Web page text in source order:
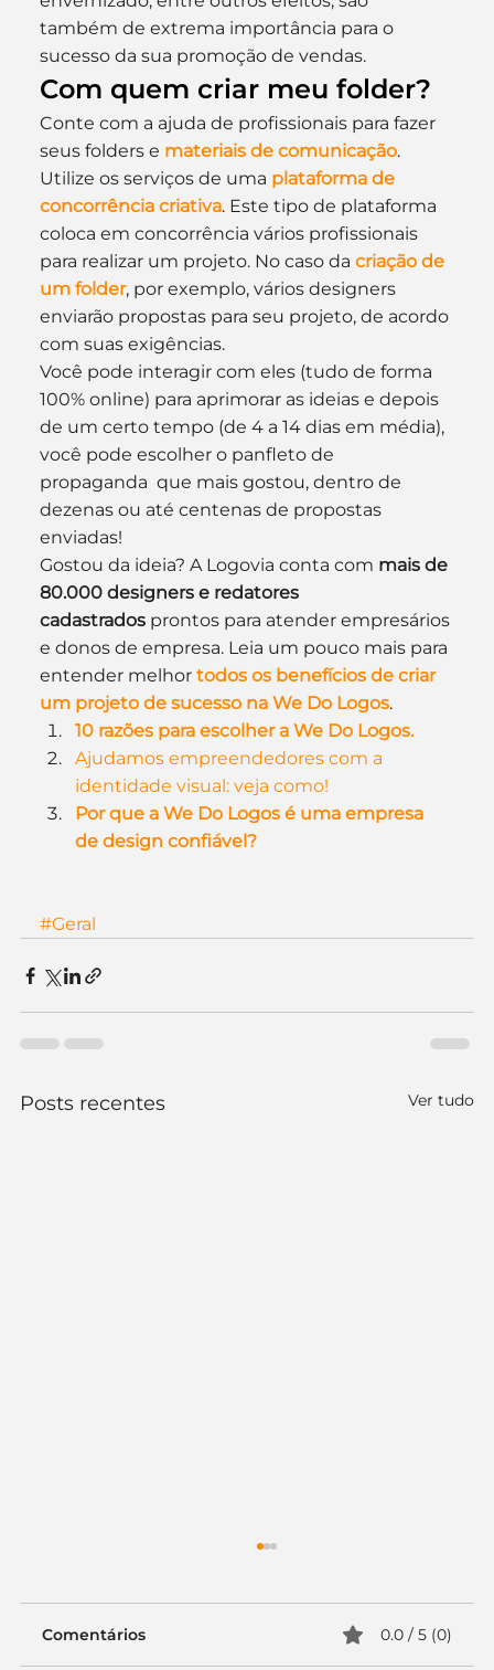
também de extrema importância para o
sucesso da sua promoção de vendas.
Com quem criar meu folder?
Conte com a ajuda de profissionais para fazer
seus folders e materiais de comunicação.
Utilize os serviços de uma plataforma de
concorrência criativa. Este tipo de plataforma
coloca em concorrência vários profissionais
para realizar um projeto. No caso da criação de
um folder, por exemplo, vários designers
enviarão propostas para seu projeto, de acordo
com suas exigências.
Você pode interagir com eles (tudo de forma
100% online) para aprimorar as ideias e depois
de um certo tempo (de 4 a 14 dias em média),
você pode escolher o panfleto de
propaganda  que mais gostou, dentro de
dezenas ou até centenas de propostas
enviadas!
Gostou da ideia? A Logovia conta com mais de
80.000 designers e redatores
cadastrados prontos para atender empresários
e donos de empresa. Leia um pouco mais para
entender melhor todos os benefícios de criar
um projeto de sucesso na We Do Logos.
10 razões para escolher a We Do Logos.
Ajudamos empreendedores com a
identidade visual: veja como!
Por que a We Do Logos é uma empresa
de design confiável?
#Geral
Posts recentes Ver tudo
Comentários 0.0 / 5 (0)